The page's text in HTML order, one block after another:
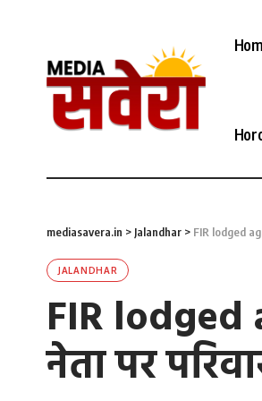
mediasavera.in > Jalandhar > FIR lodged
JALANDHAR
FIR lodged
नेता पर